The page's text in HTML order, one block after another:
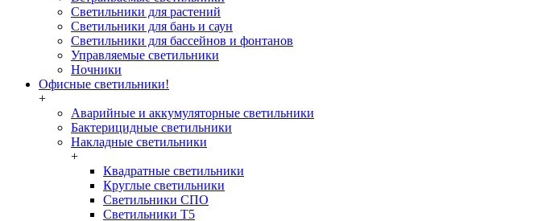
Светильники для растений
Светильники для бань и саун
Светильники для бассейнов и фонтанов
Управляемые светильники
Ночники
Офисные светильники!
+
Аварийные и аккумуляторные светильники
Бактерицидные светильники
Накладные светильники
+
Квадратные светильники
Круглые светильники
Светильники СПО
Светильники Т5